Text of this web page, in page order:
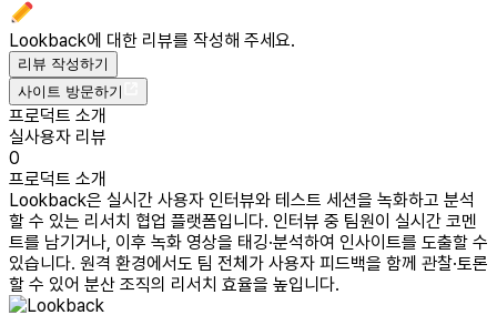
Lookback에 대한 리뷰를 작성해 주세요.
리뷰 작성하기
사이트 방문하기
프로덕트 소개
실사용자 리뷰
0
프로덕트 소개
Lookback은 실시간 사용자 인터뷰와 테스트 세션을 녹화하고 분석
할 수 있는 리서치 협업 플랫폼입니다. 인터뷰 중 팀원이 실시간 코멘
트를 남기거나, 이후 녹화 영상을 태깅·분석하여 인사이트를 도출할 수
있습니다. 원격 환경에서도 팀 전체가 사용자 피드백을 함께 관찰·토론
할 수 있어 분산 조직의 리서치 효율을 높입니다.